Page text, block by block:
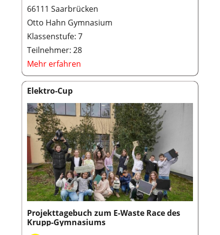
66111 Saarbrücken
Otto Hahn Gymnasium
Klassenstufe: 7
Teilnehmer: 28
Mehr erfahren
Elektro-Cup
Projekttagebuch zum E-Waste Race des
Krupp-Gymnasiums